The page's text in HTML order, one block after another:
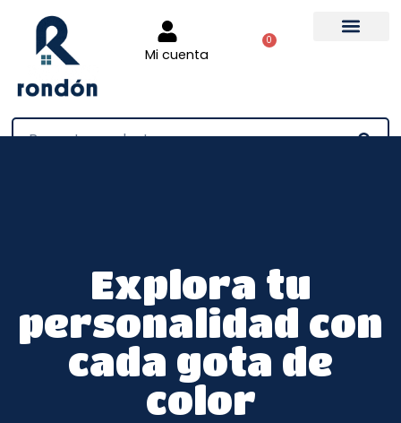
Mi cuenta
0
Explora tu
personalidad con
cada gota de
color